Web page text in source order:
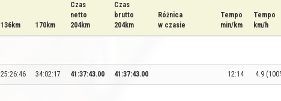
136km 170km
Czas
netto
204km
Czas
brutto
204km
Różnica
w czasie
Tempo
min/km
Tempo
km/h
25:26:46 34:02:17 41:37:43.00 41:37:43.00 12:14 4.9